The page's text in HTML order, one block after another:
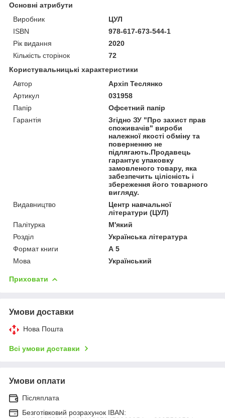
Основні атрибути
Виробник
ЦУЛ
ISBN
978-617-673-544-1
Рік видання
2020
Кількість сторінок
72
Користувальницькі характеристики
Автор
Архіп Теслянко
Артикул
031958
Папір
Офсетний папір
Гарантія
Згідно ЗУ "Про захист прав
споживачів" вироби
належної якості обміну та
поверненню не
підлягають.Продавець
гарантує упаковку
замовленого товару, яка
забезпечить цілісність і
збереження його товарного
вигляду.
Видавництво
Центр навчальної
літератури (ЦУЛ)
Палітурка
М'який
Розділ
Українська література
Формат книги
А 5
Мова
Український
Приховати
Умови доставки
Нова Пошта
Всі умови доставки
Умови оплати
Післяплата
Безготівковий розрахунок IBAN: